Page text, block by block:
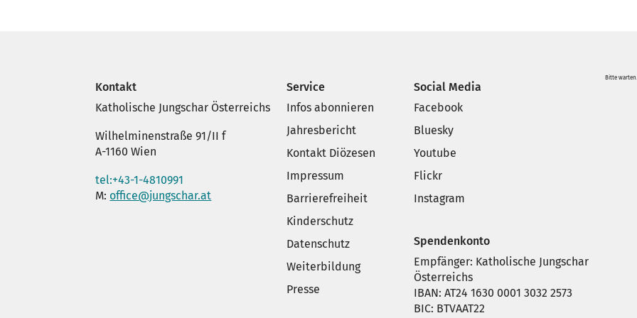
Kontakt
Katholische Jungschar Österreichs
Wilhelminenstraße 91/II f
A-1160 Wien
tel:+43-1-4810991
M: office@jungschar.at
Service
Infos abonnieren
Jahresbericht
Kontakt Diözesen
Impressum
Barrierefreiheit
Kinderschutz
Datenschutz
Weiterbildung
Presse
Social Media
Facebook
Bluesky
Youtube
Flickr
Instagram
Spendenkonto
Empfänger: Katholische Jungschar
Österreichs
IBAN: AT24 1630 0001 3032 2573
BIC: BTVAAT22
Bitte